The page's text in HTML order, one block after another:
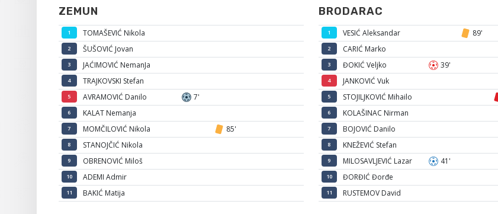
ZEMUN
1 TOMAŠEVIĆ Nikola
2 ŠUŠOVIĆ Jovan
3 JAĆIMOVIĆ NemanJa
4 TRAJKOVSKI Stefan
5 AVRAMOVIĆ Danilo 7'
6 KALAT Nemanja
7 MOMČILOVIĆ Nikola 85'
8 STANOJČIĆ Nikola
9 OBRENOVIĆ Miloš
10 ADEMI Admir
11 BAKIĆ Matija
BRODARAC
1 VESIĆ Aleksandar 89'
2 CARIĆ Marko
3 ĐOKIĆ Veljko 39'
4 JANKOVIĆ Vuk
5 STOJILJKOVIĆ Mihailo
6 KOLAŠINAC Nirman
7 BOJOVIĆ Danilo
8 KNEŽEVIĆ Stefan
9 MILOSAVLJEVIĆ Lazar 41'
10 ĐORĐIĆ Đorđe
11 RUSTEMOV David